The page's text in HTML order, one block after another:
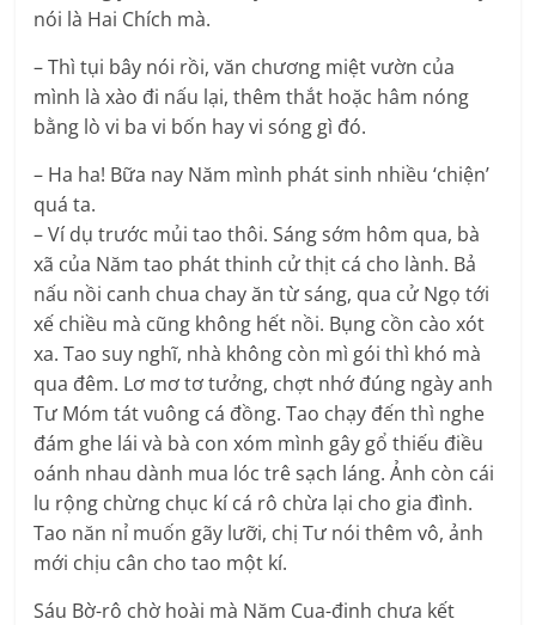
nói là Hai Chích mà.
– Thì tụi bây nói rồi, văn chương miệt vườn của
mình là xào đi nấu lại, thêm thắt hoặc hâm nóng
bằng lò vi ba vi bốn hay vi sóng gì đó.
– Ha ha! Bữa nay Năm mình phát sinh nhiều ‘chiện’
quá ta.
– Ví dụ trước mủi tao thôi. Sáng sớm hôm qua, bà
xã của Năm tao phát thinh cử thịt cá cho lành. Bả
nấu nồi canh chua chay ăn từ sáng, qua cử Ngọ tới
xế chiều mà cũng không hết nồi. Bụng cồn cào xót
xa. Tao suy nghĩ, nhà không còn mì gói thì khó mà
qua đêm. Lơ mơ tơ tưởng, chợt nhớ đúng ngày anh
Tư Móm tát vuông cá đồng. Tao chạy đến thì nghe
đám ghe lái và bà con xóm mình gây gổ thiếu điều
oánh nhau dành mua lóc trê sạch láng. Ảnh còn cái
lu rộng chừng chục kí cá rô chừa lại cho gia đình.
Tao năn nỉ muốn gãy lưỡi, chị Tư nói thêm vô, ảnh
mới chịu cân cho tao một kí.
Sáu Bờ-rô chờ hoài mà Năm Cua-đinh chưa kết